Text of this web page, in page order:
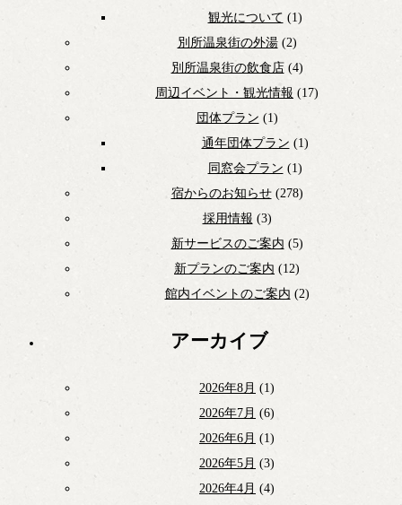
観光について (1)
別所温泉街の外湯(2)
別所温泉街の飲食店(4)
周辺イベント・観光情報 (17)
団体プラン (1)
通年団体プラン (1)
同窓会プラン (1)
宿からのお知らせ(278)
採用情報 (3)
新サービスのご案内 (5)
新プランのご案内 (12)
館内イベントのご案内 (2)
アーカイブ
2026年8月 (1)
2026年7月 (6)
2026年6月 (1)
2026年5月 (3)
2026年4月 (4)